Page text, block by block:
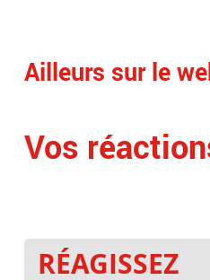
Ailleurs sur le
Vos
RÉAGISSEZ